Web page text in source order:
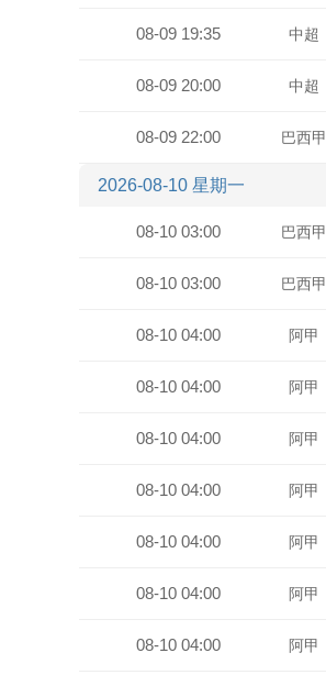
08-09 19:35 中超
08-09 20:00 中超
08-09 22:00 巴西甲
2026-08-10 星期一
08-10 03:00 巴西甲
08-10 03:00 巴西甲
08-10 04:00 阿甲
08-10 04:00 阿甲
08-10 04:00 阿甲
08-10 04:00 阿甲
08-10 04:00 阿甲
08-10 04:00 阿甲
08-10 04:00 阿甲